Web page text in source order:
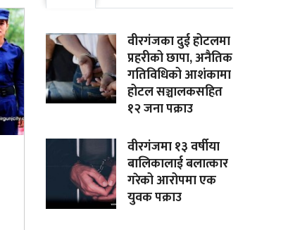
वीरगंजका दुई होटलमा
प्रहरीको छापा, अनैतिक
गतिविधिको आशंकामा
होटल सञ्चालकसहित
१२ जना पक्राउ
वीरगंजमा १३ वर्षीया
बालिकालाई बलात्कार
गरेको आरोपमा एक
युवक पक्राउ